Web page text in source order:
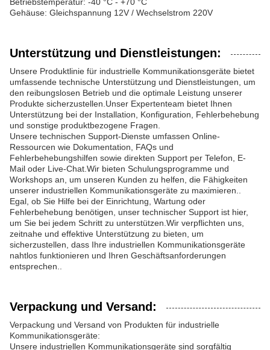
Gehäuse: Gleichspannung 12V / Wechselstrom 220V
Unterstützung und Dienstleistungen:
Unsere Produktlinie für industrielle Kommunikationsgeräte bietet
umfassende technische Unterstützung und Dienstleistungen, um
den reibungslosen Betrieb und die optimale Leistung unserer
Produkte sicherzustellen.Unser Expertenteam bietet Ihnen
Unterstützung bei der Installation, Konfiguration, Fehlerbehebung
und sonstige produktbezogene Fragen.
Unsere technischen Support-Dienste umfassen Online-
Ressourcen wie Dokumentation, FAQs und
Fehlerbehebungshilfen sowie direkten Support per Telefon, E-
Mail oder Live-Chat.Wir bieten Schulungsprogramme und
Workshops an, um unseren Kunden zu helfen, die Fähigkeiten
unserer industriellen Kommunikationsgeräte zu maximieren..
Egal, ob Sie Hilfe bei der Einrichtung, Wartung oder
Fehlerbehebung benötigen, unser technischer Support ist hier,
um Sie bei jedem Schritt zu unterstützen.Wir verpflichten uns,
zeitnahe und effektive Unterstützung zu bieten, um
sicherzustellen, dass Ihre industriellen Kommunikationsgeräte
nahtlos funktionieren und Ihren Geschäftsanforderungen
entsprechen..
Verpackung und Versand:
Verpackung und Versand von Produkten für industrielle
Kommunikationsgeräte:
Unsere industriellen Kommunikationsgeräte sind sorgfältig